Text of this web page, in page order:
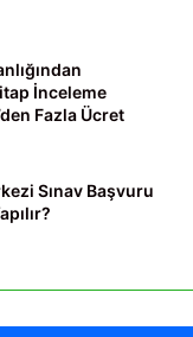
İnceleme
Fazla Ücret
Sınav Başvuru